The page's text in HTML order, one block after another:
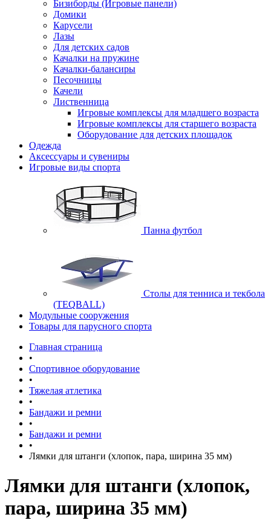
Бизиборды (Игровые панели)
Домики
Карусели
Лазы
Для детских садов
Качалки на пружине
Качалки-балансиры
Песочницы
Качели
Лиственница
Игровые комплексы для младшего возраста
Игровые комплексы для старшего возраста
Оборудование для детских площадок
Одежда
Аксессуары и сувениры
Игровые виды спорта
Панна футбол
Cтолы для тенниса и текбола
(TEQBALL)
Модульные сооружения
Товары для парусного спорта
Главная страница
•
Спортивное оборудование
•
Тяжелая атлетика
•
Бандажи и ремни
•
Бандажи и ремни
•
Лямки для штанги (хлопок, пара, ширина 35 мм)
Лямки для штанги (хлопок,
пара, ширина 35 мм)